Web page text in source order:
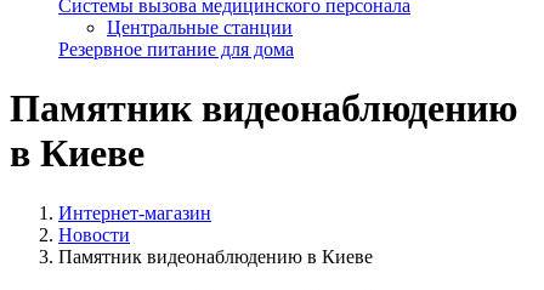
Системы вызова медицинского персонала
Центральные станции
Резервное питание для дома
Памятник видеонаблюдению
в Киеве
Интернет-магазин
Новости
Памятник видеонаблюдению в Киеве